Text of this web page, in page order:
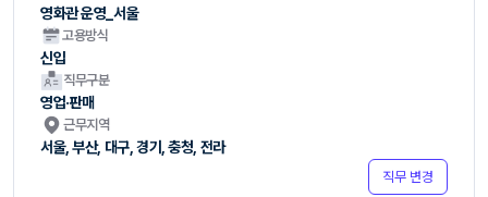
영화관 운영_서울
고용방식
신입
직무구분
영업·판매
근무지역
서울, 부산, 대구, 경기, 충청, 전라
직무 변경